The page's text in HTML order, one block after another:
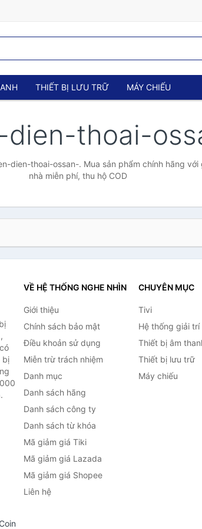
THIẾT BỊ LƯU TRỮ MÁY CHIẾU
dien-thoai-
dien-thoai-ossan-. Mua sản phẩm chính hãng
nhà miễn phí, thu hộ COD
bị
VỀ HỆ THỐNG NGHE NHÌN
Giới thiệu
Chính sách bảo mật
Điều khoản sử dụng
Miễn trừ trách nhiệm
Danh mục
Danh sách hãng
Danh sách công ty
Danh sách từ khóa
Mã giảm giá Tiki
Mã giảm giá Lazada
Mã giảm giá Shopee
Liên hệ
CHUYÊN MỤC
Tivi
Hệ thống giải trí
Thiết bị âm
Thiết bị lưu trữ
Máy chiếu